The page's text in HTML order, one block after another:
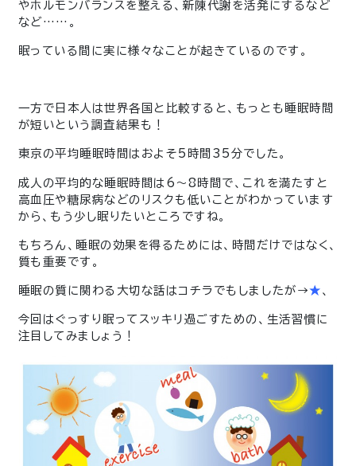
やホルモンバランスを整える、新陳代謝を活発にするなど
など……。
眠っている間に実に様々なことが起きているのです。
一方で日本人は世界各国と比較すると、もっとも睡眠時間
が短いという調査結果も！
東京の平均睡眠時間はおよそ5時間35分でした。
成人の平均的な睡眠時間は6～8時間で、これを満たすと
高血圧や糖尿病などのリスクも低いことがわかっています
から、もう少し眠りたいところですね。
もちろん、睡眠の効果を得るためには、時間だけではなく、
質も重要です。
睡眠の質に関わる大切な話は コチラでもしましたが→★ 、
今回はぐっすり眠ってスッキリ過ごすための、生活習慣に
注目してみましょう！